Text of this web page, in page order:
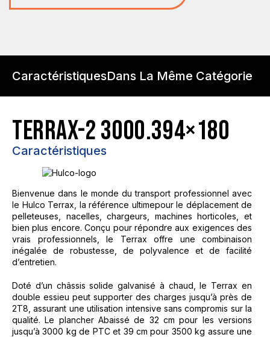
CaractéristiquesDans La Même Catégorie
TERRAX-2 3000.394×180
Caractéristiques
Bienvenue dans le monde du transport professionnel avec
le Hulco Terrax, la référence ultimepour le déplacement de
pelleteuses, nacelles, chargeurs, machines horticoles, et
bien plus encore. Conçu pour répondre aux exigences des
vrais professionnels, le Terrax offre une combinaison
inégalée de robustesse, de polyvalence et de facilité
d’entretien.
Doté d’un châssis solide galvanisé à chaud, le Terrax en
double essieu peut supporter des charges jusqu’à près de
2T8, assurant une utilisation intensive sans compromis sur la
qualité. Le plancher Abaissé de 32 cm pour les versions
jusqu’à 3000 kg de PTC et 39 cm pour 3500 kg assure une